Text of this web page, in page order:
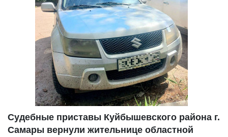
Судебные приставы Куйбышевского района г.
Самары вернули жительнице областной